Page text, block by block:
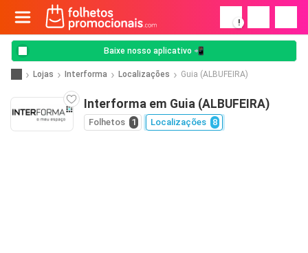
!
Baixe nosso aplicativo 📲
Lojas Interforma Localizações Guia (ALBUFEIRA)
Interforma em Guia (ALBUFEIRA)
Folhetos 1 Localizações 8